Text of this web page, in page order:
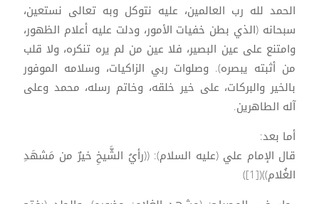
الحمد لله رب العالمين، عليه نتوكل وبه تعالى نستعين،
سبحانه (الذي بطن خفيات الأمور، ودلت عليه أعلام الظهور،
وامتنع على عين البصير، فلا عين من لم يره تنكره، ولا قلب
من أثبته يبصره). وصلوات ربي الزاكيات، وسلامه الموفور
بالخير والبركات، على خير خلقه، وخاتم رسله، محمد وعلى
آله الطاهرين.
أما بعد:
قال الإمام علي (عليه السلام): ((رأيُ الشَّيخِ خيرٌ من مَشهَدِ
الغُلام))([1])